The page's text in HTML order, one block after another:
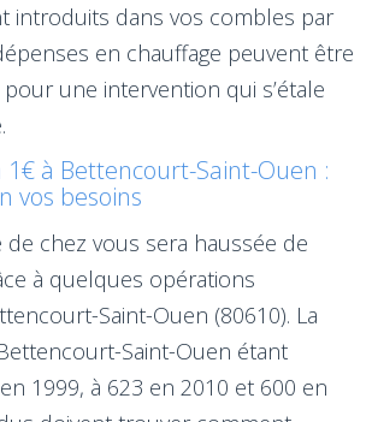
introduits dans vos combles par
en chauffage peuvent être
une intervention qui s’étale
1€ à Bettencourt-Saint-Ouen :
vos besoins
de chez vous sera haussée de
à quelques opérations
Saint-Ouen (80610). La
Saint-Ouen étant
1999, à 623 en 2010 et 600 en